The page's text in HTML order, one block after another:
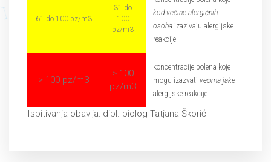
61 do 100 pz/m3
31 do
100
pz/m3
kod većine alergičnih
osoba izazivaju alergijske
reakcije
> 100 pz/m3
> 100
pz/m3
koncentracije polena koje
mogu izazvati veoma jake
alergijske reakcije
Ispitivanja obavlja: dipl. biolog Tatjana Škorić